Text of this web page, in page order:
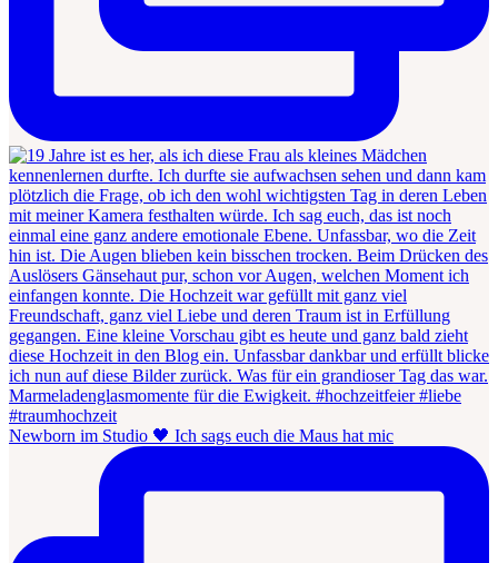
Newborn im Studio 🖤 Ich sags euch die Maus hat mic